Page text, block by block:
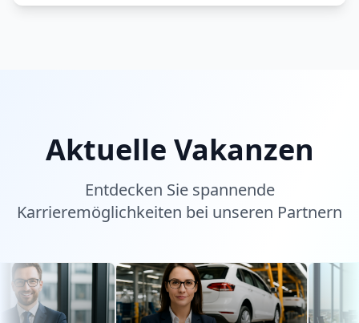
Aktuelle Vakanzen
Entdecken Sie spannende
Karrieremöglichkeiten bei unseren Partnern